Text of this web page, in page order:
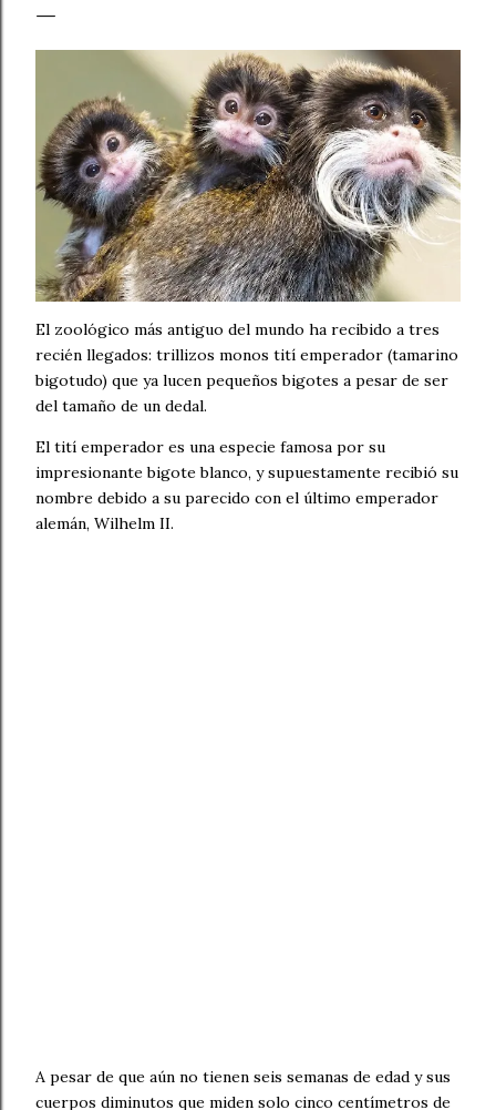
El zoológico más antiguo del mundo ha recibido a tres
recién llegados: trillizos monos tití emperador (tamarino
bigotudo) que ya lucen pequeños bigotes a pesar de ser
del tamaño de un dedal.
El tití emperador es una especie famosa por su
impresionante bigote blanco, y supuestamente recibió su
nombre debido a su parecido con el último emperador
alemán, Wilhelm II.
A pesar de que aún no tienen seis semanas de edad y sus
cuerpos diminutos que miden solo cinco centímetros de